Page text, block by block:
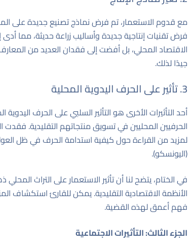
مع قدوم الاستعمار، تم فرض نماذج تصنيع جديدة على
فرض تقنيات إنتاجية جديدة وأساليب زراعة حديثة، مما
الاقتصاد المحلي، بل أفضت إلى فقدان العديد من
جيدًا لذلك.
3. تأثير على الحرف اليدوية المحلية
أحد التأثيرات الأخرى هو التأثير السلبي على الحرف
الحرفيين المحليين في تسويق منتجاتهم التقليدية.
لمزيد من القراءة حول كيفية استدامة الحرف في ظل
(اليونسكو).
في الختام، يتضح لنا أن تأثير الاستعمار على التراث
الأنظمة الاقتصادية التقليدية. يمكن للقارئ استكشاف
فهم أعمق لهذه القضية.
الجزء الثالث: التأثيرات الاجتماعية